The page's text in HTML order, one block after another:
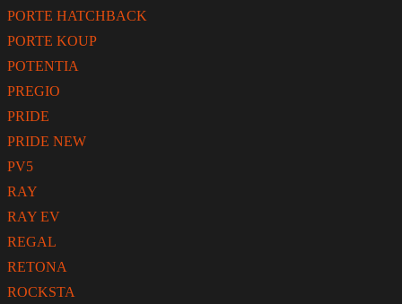
PORTE HATCHBACK
PORTE KOUP
POTENTIA
PREGIO
PRIDE
PRIDE NEW
PV5
RAY
RAY EV
REGAL
RETONA
ROCKSTA